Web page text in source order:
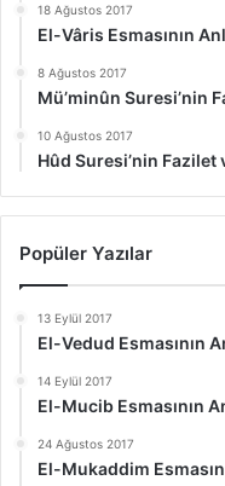
18 Ağustos 2017
El-Vâris Esmasının
8 Ağustos 2017
Mü’minûn Suresi’nin
10 Ağustos 2017
Hûd Suresi’nin Fazilet
Popüler Yazılar
13 Eylül 2017
El-Vedud Esmasının
14 Eylül 2017
El-Mucib Esmasının
24 Ağustos 2017
El-Mukaddim